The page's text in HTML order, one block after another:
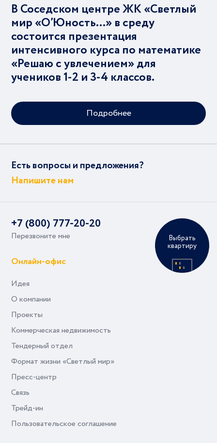
Выбрать
квартиру
В Соседском центре ЖК «Светлый
мир «О’Юность…» в среду
состоится презентация
интенсивного курса по математике
«Решаю с увлечением» для
учеников 1-2 и 3-4 классов.
Подробнее
Есть вопросы и предложения?
Напишите нам
+7 (800) 777-20-20
Перезвоните мне
Онлайн-офис
Идея
О компании
Проекты
Коммерческая недвижимость
Тендерный отдел
Формат жизни «Светлый мир»
Пресс-центр
Связь
Трейд-ин
Пользовательское соглашение